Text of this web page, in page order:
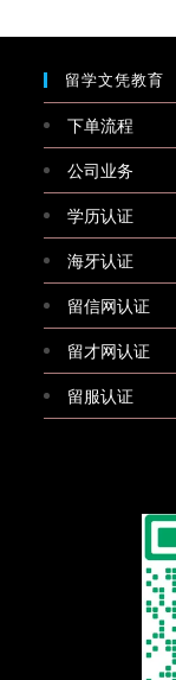
留学文凭教育
下单流程
公司业务
学历认证
海牙认证
留信网认证
留才网认证
留服认证